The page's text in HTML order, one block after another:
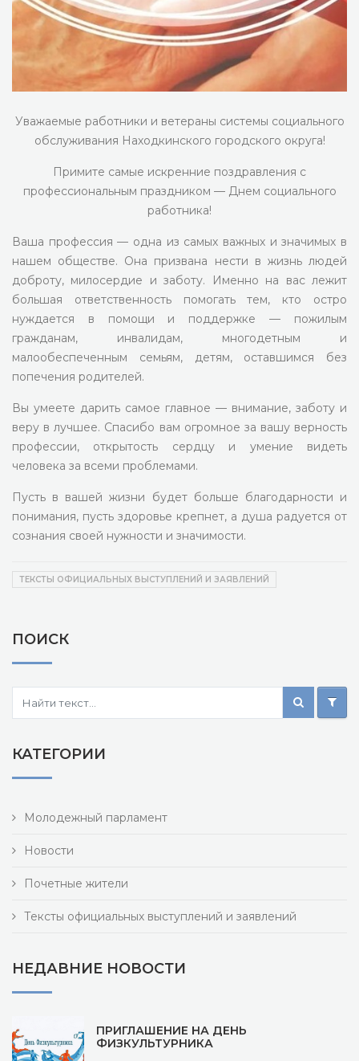
Уважаемые работники и ветераны системы социального
обслуживания Находкинского городского округа!
Примите самые искренние поздравления с
профессиональным праздником — Днем социального
работника!
Ваша профессия — одна из самых важных и значимых в
нашем обществе. Она призвана нести в жизнь людей
доброту, милосердие и заботу. Именно на вас лежит
большая ответственность помогать тем, кто остро
нуждается в помощи и поддержке — пожилым
гражданам, инвалидам, многодетным и
малообеспеченным семьям, детям, оставшимся без
попечения родителей.
Вы умеете дарить самое главное — внимание, заботу и
веру в лучшее. Спасибо вам огромное за вашу верность
профессии, открытость сердцу и умение видеть
человека за всеми проблемами.
Пусть в вашей жизни будет больше благодарности и
понимания, пусть здоровье крепнет, а душа радуется от
сознания своей нужности и значимости.
ТЕКСТЫ ОФИЦИАЛЬНЫХ ВЫСТУПЛЕНИЙ И ЗАЯВЛЕНИЙ
ПОИСК
КАТЕГОРИИ
Молодежный парламент
Новости
Почетные жители
Тексты официальных выступлений и заявлений
НЕДАВНИЕ НОВОСТИ
ПРИГЛАШЕНИЕ НА ДЕНЬ
ФИЗКУЛЬТУРНИКА